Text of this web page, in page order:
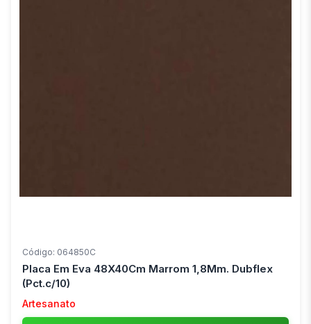
Código: 064850C
Placa Em Eva 48X40Cm Marrom 1,8Mm. Dubflex
(Pct.c/10)
Artesanato